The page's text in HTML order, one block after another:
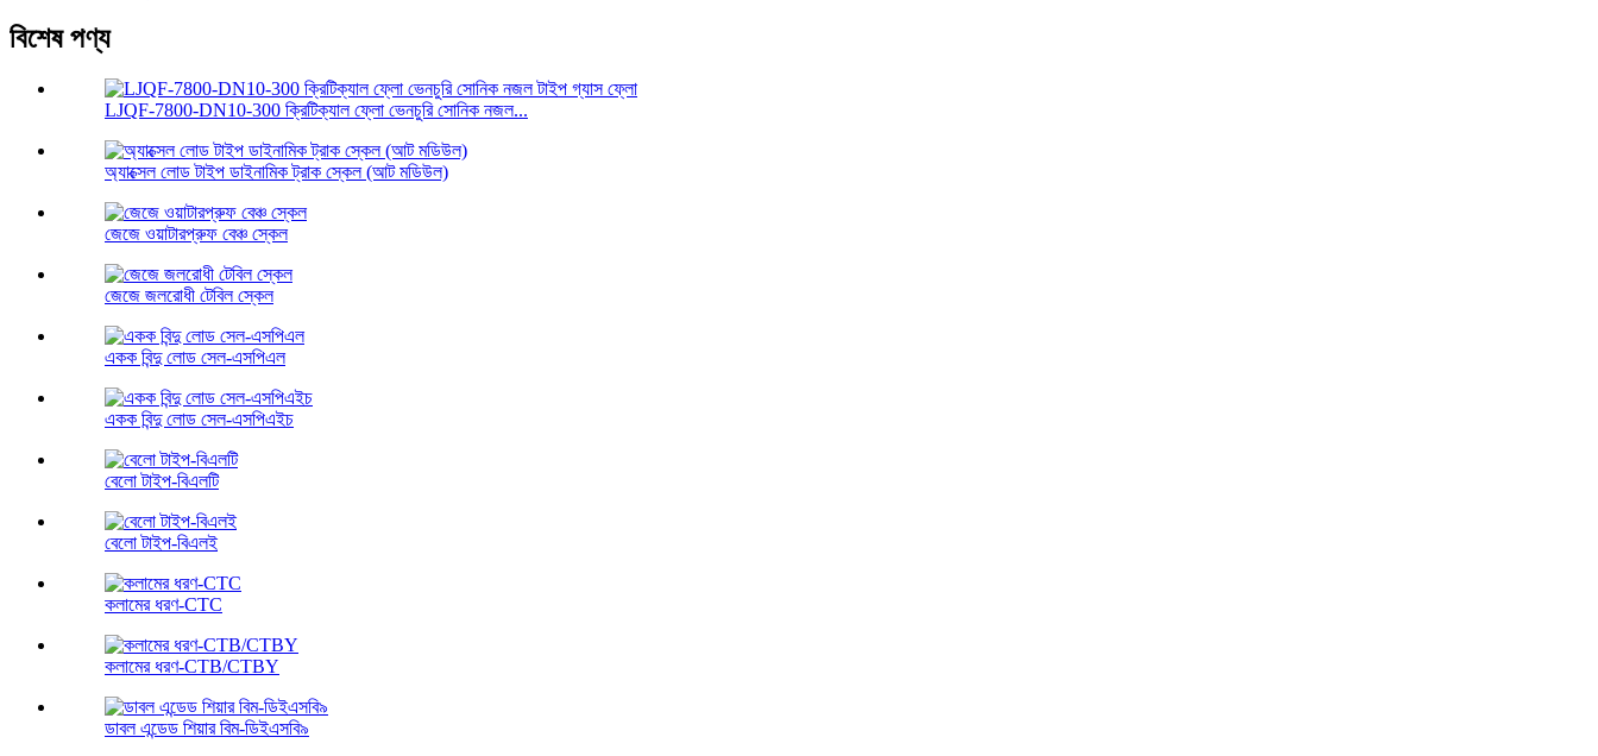
বিশেষ পণ্য
LJQF-7800-DN10-300 ক্রিটিক্যাল ফ্লো ভেনচুরি সোনিক নজল...
অ্যাক্সেল লোড টাইপ ডাইনামিক ট্রাক স্কেল (আট মডিউল)
জেজে ওয়াটারপ্রুফ বেঞ্চ স্কেল
জেজে জলরোধী টেবিল স্কেল
একক বিন্দু লোড সেল-এসপিএল
একক বিন্দু লোড সেল-এসপিএইচ
বেলো টাইপ-বিএলটি
বেলো টাইপ-বিএলই
কলামের ধরণ-CTC
কলামের ধরণ-CTB/CTBY
ডাবল এন্ডেড শিয়ার বিম-ডিইএসবি৯